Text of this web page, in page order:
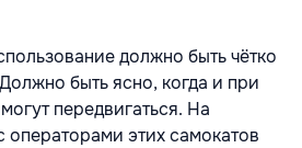
должно быть чётко
быть ясно, когда и при
передвигаться. На
операторами этих самокатов